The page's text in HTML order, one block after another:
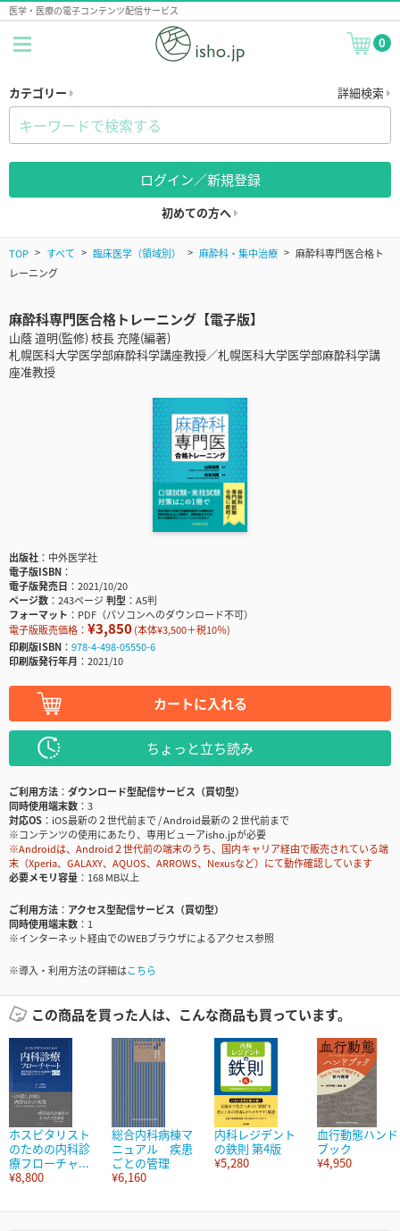
医学・医療の電子コンテンツ配信サービス
0
カテゴリー 詳細検索
ログイン／新規登録
初めての方へ
TOP すべて 臨床医学（領域別） 麻酔科・集中治療
麻酔科専門医合格ト
レーニング
麻酔科専門医合格トレーニング【電子版】
山蔭 道明(監修) 枝長 充隆(編著)
札幌医科大学医学部麻酔科学講座教授／札幌医科大学医学部麻酔科学講
座准教授
出版社
中外医学社
電子版ISBN
電子版発売日
2021/10/20
ページ数
243ページ判型
A5判
フォーマット
PDF（パソコンへのダウンロード不可）
電子版販売価格： ¥3,850(本体¥3,500＋税10％)
印刷版ISBN
978-4-498-05550-6
印刷版発行年月
2021/10
カートに入れる
ちょっと立ち読み
ご利用方法
ダウンロード型配信サービス（買切型）
同時使用端末数
3
対応OS
iOS最新の２世代前まで / Android最新の２世代前まで
※コンテンツの使用にあたり、専用ビューアisho.jpが必要
※Androidは、Android２世代前の端末のうち、国内キャリア経由で販売されている端
末（Xperia、GALAXY、AQUOS、ARROWS、Nexusなど）にて動作確認しています
必要メモリ容量
168 MB以上
ご利用方法
アクセス型配信サービス（買切型）
同時使用端末数
1
※インターネット経由でのWEBブラウザによるアクセス参照
※導入・利用方法の詳細はこちら
この商品を買った人は、こんな商品も買っています。
ホスピタリスト
のための内科診
療フローチャ...
¥8,800
総合内科病棟マ
ニュアル 疾患
ごとの管理
¥6,160
内科レジデント
の鉄則 第4版
¥5,280
血行動態ハンド
ブック
¥4,950